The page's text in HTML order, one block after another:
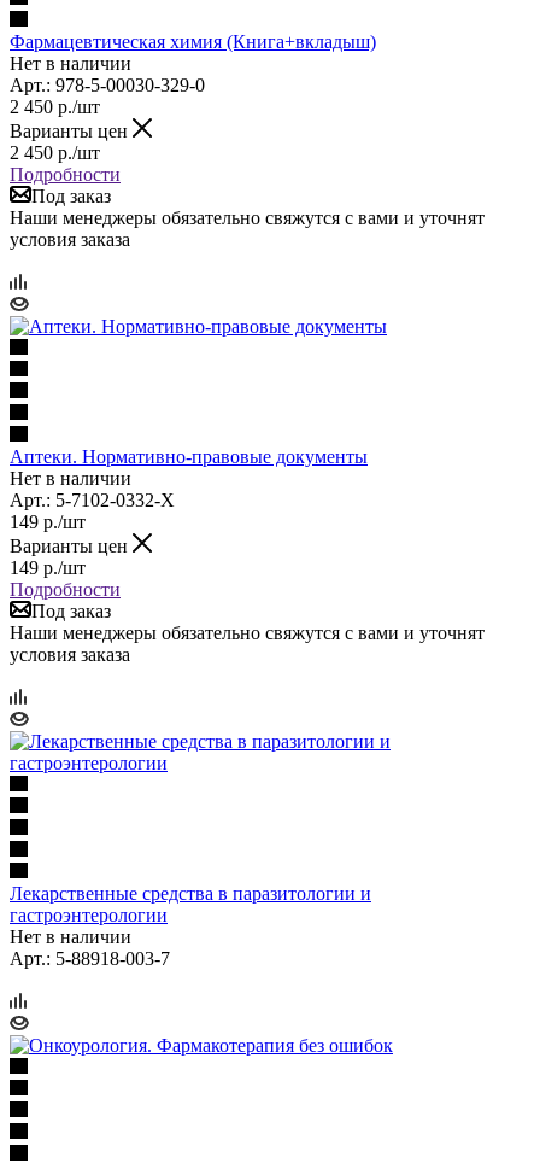
Фармацевтическая химия (Книга+вкладыш)
Нет в наличии
Арт.: 978-5-00030-329-0
2 450 р./шт
Варианты цен
2 450 р./шт
Подробности
Под заказ
Наши менеджеры обязательно свяжутся с вами и уточнят
условия заказа
Аптеки. Нормативно-правовые документы
Нет в наличии
Арт.: 5-7102-0332-Х
149 р./шт
Варианты цен
149 р./шт
Подробности
Под заказ
Наши менеджеры обязательно свяжутся с вами и уточнят
условия заказа
Лекарственные средства в паразитологии и
гастроэнтерологии
Нет в наличии
Арт.: 5-88918-003-7